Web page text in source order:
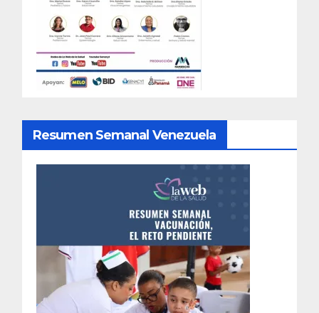
Resumen Semanal Venezuela